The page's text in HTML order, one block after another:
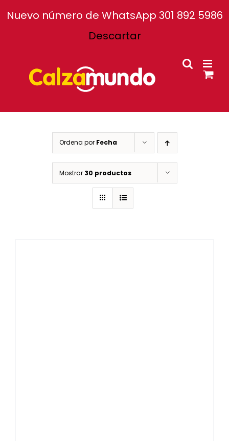
Nuevo número de WhatsApp 301 892 5986
Descartar
Facebook
Tiendas
Ordena por Fecha
Mostrar 30 productos